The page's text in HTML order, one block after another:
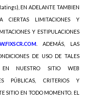
EN ADELANTE TAMBIEN
CIERTAS LIMITACIONES Y
Y ESTIPULACIONES
. ADEMÁS, LAS
DE USO DE TALES
EN NUESTRO SITIO WEB
PÚBLICAS, CRITERIOS Y
SITIO EN TODO MOMENTO. EL